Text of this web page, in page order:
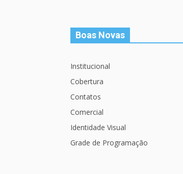
Boas Novas
Institucional
Cobertura
Contatos
Comercial
Identidade Visual
Grade de Programação